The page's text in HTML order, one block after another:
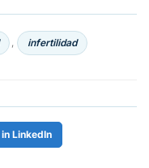
, infertilidad
in LinkedIn